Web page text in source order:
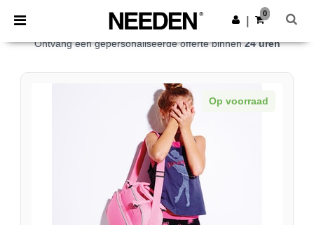
× Needen-app
Betere prijzen in de app!
Download app
0
Krijg uw groothandelsprijs
Ontvang een gepersonaliseerde offerte binnen24 uren
Op voorraad